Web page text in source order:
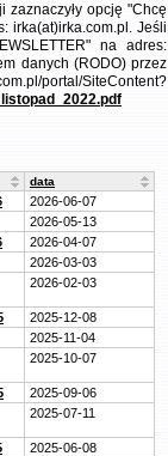
zaznaczyły opcję "Chcę
irka(at)irka.com.pl. Jeśli
na adres:
danych (RODO) przez
SiteContent?
data
2026-06-07
2026-05-13
2026-04-07
2026-03-03
2026-02-03
2025-12-08
2025-11-04
2025-10-07
2025-09-06
2025-07-11
2025-06-08